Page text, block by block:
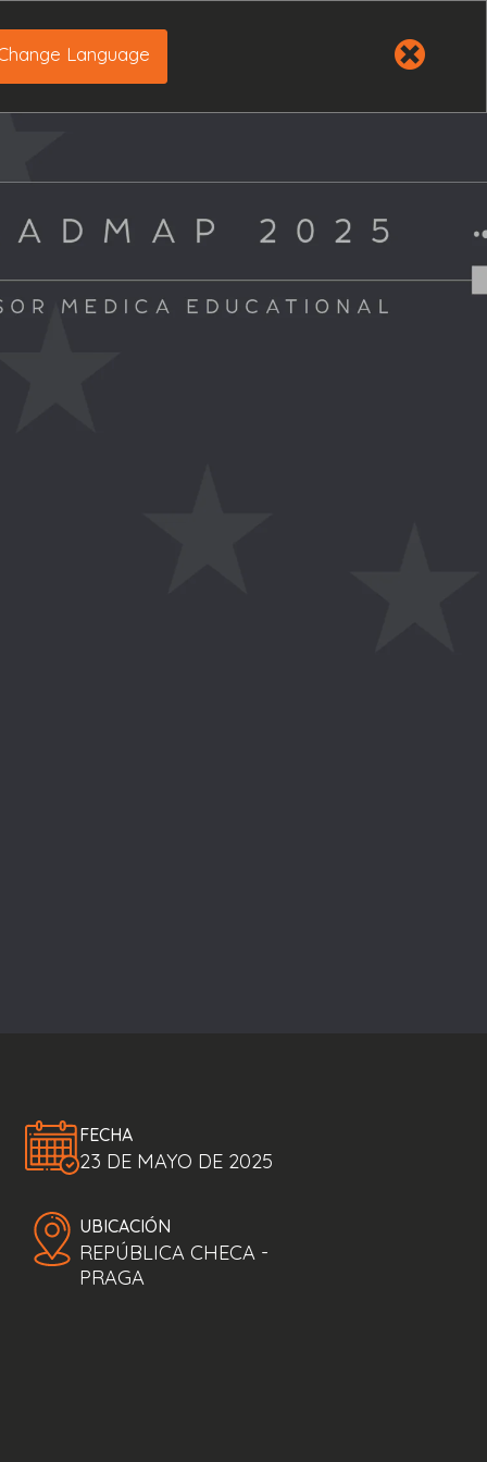
Language
FECHA
23 DE MAYO DE 2025
UBICACIÓN
REPÚBLICA CHECA -
PRAGA